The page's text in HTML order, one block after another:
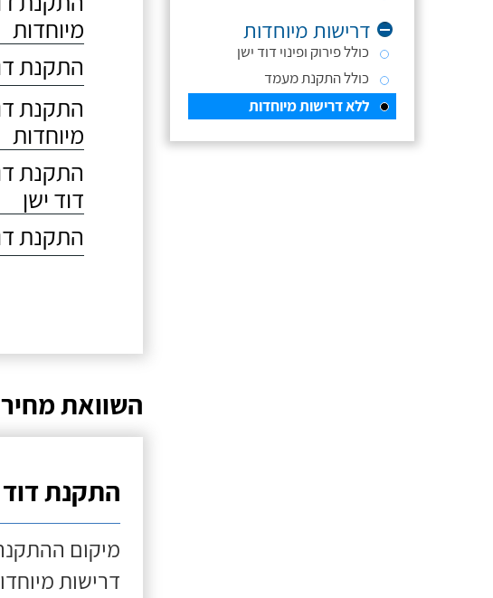
דרישות מיוחדות
כולל פירוק ופינוי דוד ישן
כולל התקנת מעמד
ללא דרישות מיוחדות
מיוחדות
התקנת דוד שמש, 80 ליטר, על
מיוחדות
דוד ישן
התקנת דוד שמש, 150 ליטר,
השוואת
התקנת דוד
מיקום
דרישות